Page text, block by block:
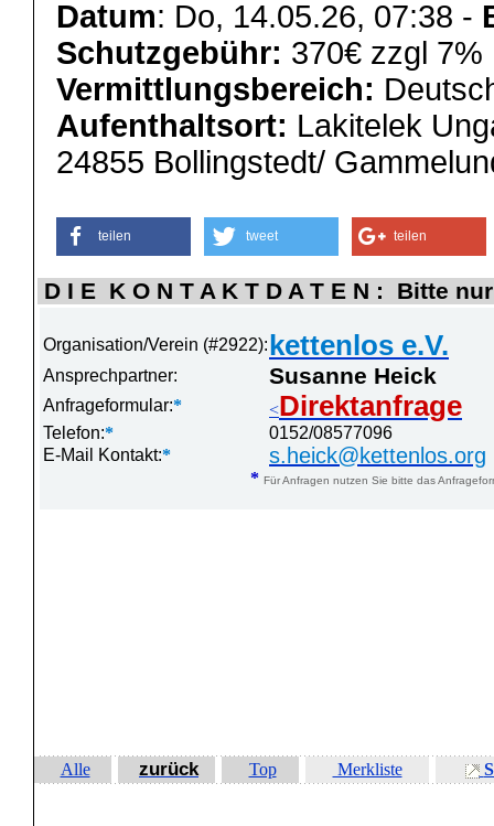
Datum: Do, 14.05.26, 07:38 -
Schutzgebühr: 370€ zzgl 7%
Vermittlungsbereich:
Aufenthaltsort: Lakitelek
24855 Bollingstedt/
teilen tweet teilen
D I E K O N T A K T D A T E N : Bitte
Organisation/Verein (#2922):kettenlos e.V.
Ansprechpartner: Susanne Heick
Anfrageformular:* <Direktanfrage
Telefon:*
0152/08577096
E-Mail Kontakt:* s.heick@kettenlos.org
* Für Anfragen nutzen Sie bitte das
Alle zurück Top Merkliste